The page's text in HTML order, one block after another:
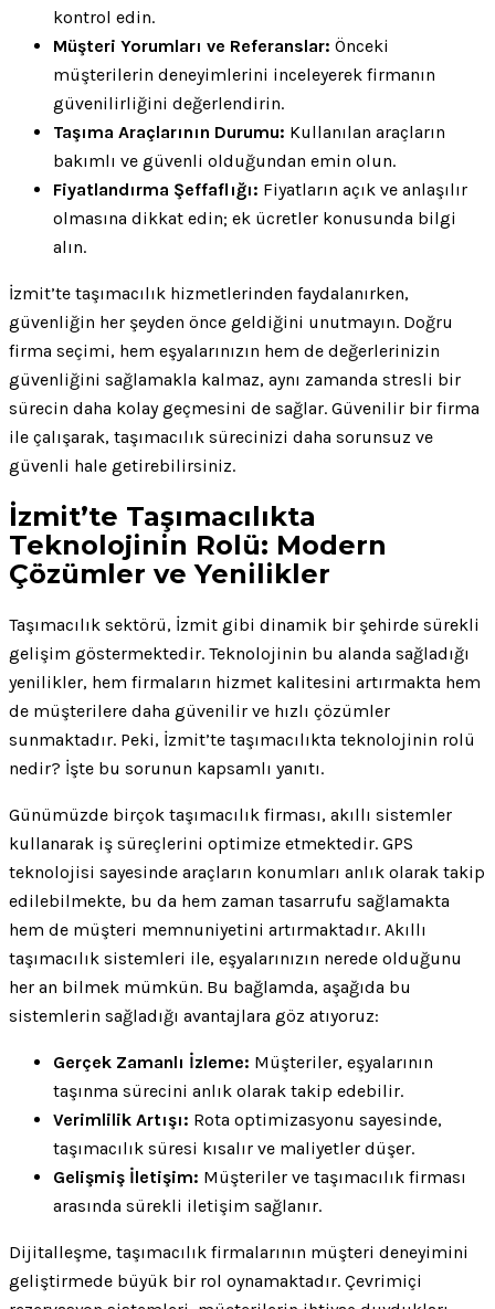
kontrol edin.
Müşteri Yorumları ve Referanslar: Önceki
müşterilerin deneyimlerini inceleyerek firmanın
güvenilirliğini değerlendirin.
Taşıma Araçlarının Durumu: Kullanılan araçların
bakımlı ve güvenli olduğundan emin olun.
Fiyatlandırma Şeffaflığı: Fiyatların açık ve anlaşılır
olmasına dikkat edin; ek ücretler konusunda bilgi
alın.
İzmit’te taşımacılık hizmetlerinden faydalanırken,
güvenliğin her şeyden önce geldiğini unutmayın. Doğru
firma seçimi, hem eşyalarınızın hem de değerlerinizin
güvenliğini sağlamakla kalmaz, aynı zamanda stresli bir
sürecin daha kolay geçmesini de sağlar. Güvenilir bir firma
ile çalışarak, taşımacılık sürecinizi daha sorunsuz ve
güvenli hale getirebilirsiniz.
İzmit’te Taşımacılıkta
Teknolojinin Rolü: Modern
Çözümler ve Yenilikler
Taşımacılık sektörü, İzmit gibi dinamik bir şehirde sürekli
gelişim göstermektedir. Teknolojinin bu alanda sağladığı
yenilikler, hem firmaların hizmet kalitesini artırmakta hem
de müşterilere daha güvenilir ve hızlı çözümler
sunmaktadır. Peki, İzmit’te taşımacılıkta teknolojinin rolü
nedir? İşte bu sorunun kapsamlı yanıtı.
Günümüzde birçok taşımacılık firması, akıllı sistemler
kullanarak iş süreçlerini optimize etmektedir. GPS
teknolojisi sayesinde araçların konumları anlık olarak takip
edilebilmekte, bu da hem zaman tasarrufu sağlamakta
hem de müşteri memnuniyetini artırmaktadır. Akıllı
taşımacılık sistemleri ile, eşyalarınızın nerede olduğunu
her an bilmek mümkün. Bu bağlamda, aşağıda bu
sistemlerin sağladığı avantajlara göz atıyoruz:
Gerçek Zamanlı İzleme: Müşteriler, eşyalarının
taşınma sürecini anlık olarak takip edebilir.
Verimlilik Artışı: Rota optimizasyonu sayesinde,
taşımacılık süresi kısalır ve maliyetler düşer.
Gelişmiş İletişim: Müşteriler ve taşımacılık firması
arasında sürekli iletişim sağlanır.
Dijitalleşme, taşımacılık firmalarının müşteri deneyimini
geliştirmede büyük bir rol oynamaktadır. Çevrimiçi